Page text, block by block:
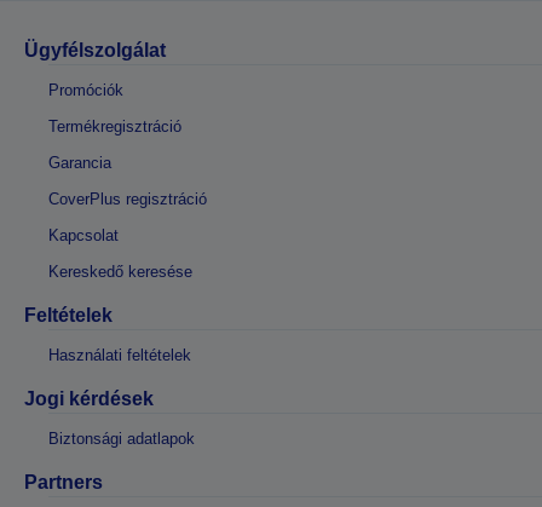
Ügyfélszolgálat
Promóciók
Termékregisztráció
Garancia
CoverPlus regisztráció
Kapcsolat
Kereskedő keresése
Feltételek
Használati feltételek
Jogi kérdések
Biztonsági adatlapok
Partners